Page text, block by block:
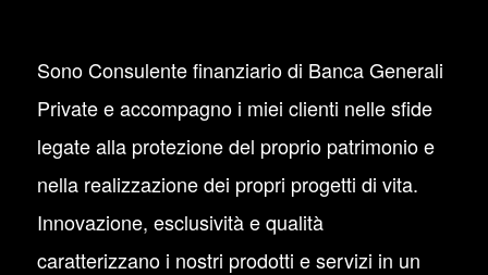
Sono Consulente finanziario di Banca Generali
Private e accompagno i miei clienti nelle sfide
legate alla protezione del proprio patrimonio e
nella realizzazione dei propri progetti di vita.
Innovazione, esclusività e qualità
caratterizzano i nostri prodotti e servizi in un